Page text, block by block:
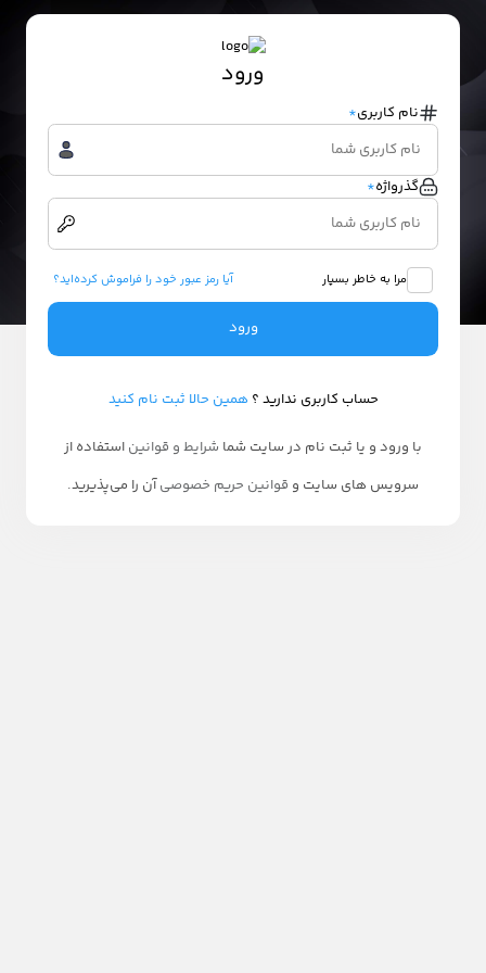
ورود
نام کاربری*
گذرواژه*
مرا به خاطر بسپار آیا رمز عبور خود را فراموش کرده‌اید؟
ورود
حساب کاربری ندارید ؟ همین حالا ثبت نام کنید
با ورود و یا ثبت نام در سایت شما شرایط و قوانین استفاده از
سرویس های سایت و قوانین حریم خصوصیآن را می‌پذیرید.